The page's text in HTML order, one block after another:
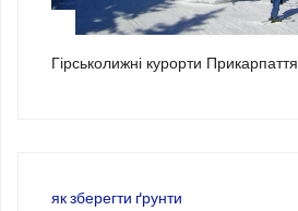
Гірськолижні курорти Прикарпаття
як зберегти ґрунти